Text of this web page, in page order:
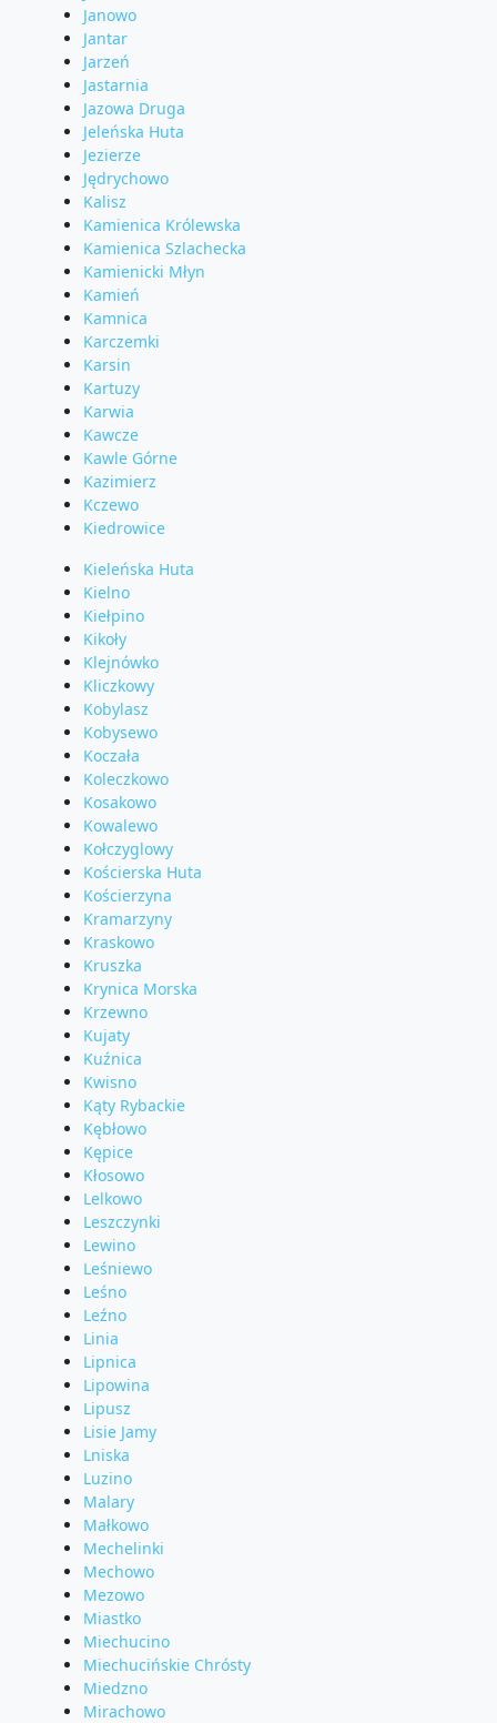
Janowo
Jantar
Jarzeń
Jastarnia
Jazowa Druga
Jeleńska Huta
Jezierze
Jędrychowo
Kalisz
Kamienica Królewska
Kamienica Szlachecka
Kamienicki Młyn
Kamień
Kamnica
Karczemki
Karsin
Kartuzy
Karwia
Kawcze
Kawle Górne
Kazimierz
Kczewo
Kiedrowice
Kieleńska Huta
Kielno
Kiełpino
Kikoły
Klejnówko
Kliczkowy
Kobylasz
Kobysewo
Koczała
Koleczkowo
Kosakowo
Kowalewo
Kołczyglowy
Kościerska Huta
Kościerzyna
Kramarzyny
Kraskowo
Kruszka
Krynica Morska
Krzewno
Kujaty
Kuźnica
Kwisno
Kąty Rybackie
Kębłowo
Kępice
Kłosowo
Lelkowo
Leszczynki
Lewino
Leśniewo
Leśno
Leźno
Linia
Lipnica
Lipowina
Lipusz
Lisie Jamy
Lniska
Luzino
Malary
Małkowo
Mechelinki
Mechowo
Mezowo
Miastko
Miechucino
Miechucińskie Chrósty
Miedzno
Mirachowo